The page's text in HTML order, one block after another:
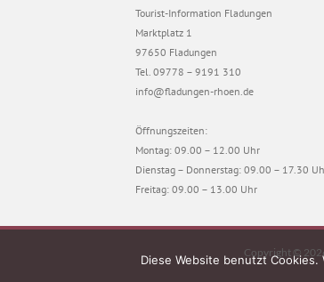
Tourist-Information Fladungen
Marktplatz 1
97650 Fladungen
Tel. 09778 – 9191 310
info@fladungen-rhoen.de
Öffnungszeiten:
Montag: 09.00 – 12.00 Uhr
Dienstag – Donnerstag: 09.00 – 17.30
Freitag: 09.00 – 13.00 Uhr
Copyright ©
Diese Website benutzt